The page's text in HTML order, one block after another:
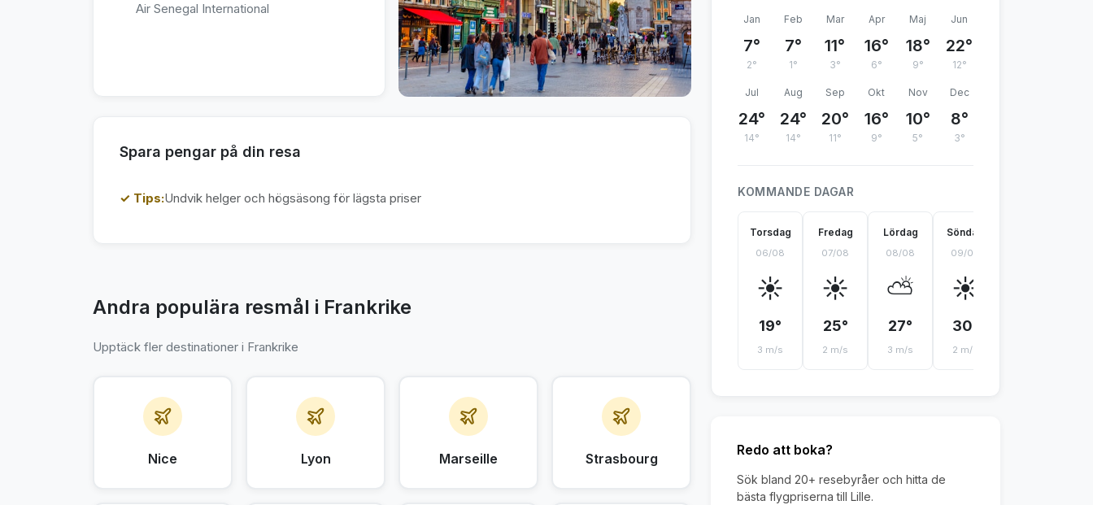
Air Senegal International
Spara pengar på din resa
✓ Tips:Undvik helger och högsäsong för lägsta priser
Andra populära resmål i Frankrike
Upptäck fler destinationer i Frankrike
Nice Lyon Marseille Strasbourg
Jan
7°
2°
Feb
7°
1°
Mar
11°
3°
Apr
16°
6°
Maj
18°
9°
Jun
22°
12°
Jul
24°
14°
Aug
24°
14°
Sep
20°
11°
Okt
16°
9°
Nov
10°
5°
Dec
8°
3°
KOMMANDE DAGAR
Torsdag
06/08
☀️
19°
3 m/s
Fredag
07/08
☀️
25°
2 m/s
Lördag
08/08
⛅
27°
3 m/s
Söndag
09/08
☀️
30°
2 m/s
Redo att boka?
Sök bland 20+ resebyråer och hitta de
bästa flygpriserna till Lille.